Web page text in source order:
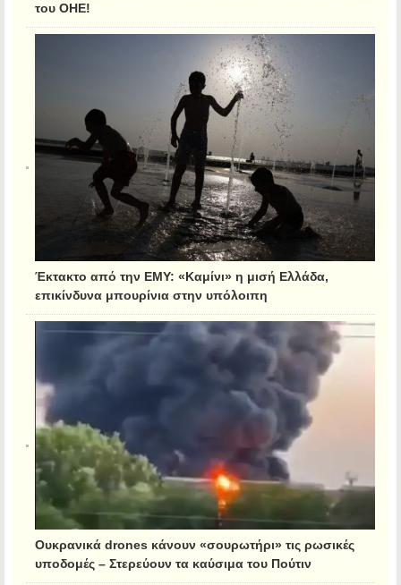
του ΟΗΕ!
Έκτακτο από την ΕΜΥ: «Καμίνι» η μισή Ελλάδα,
επικίνδυνα μπουρίνια στην υπόλοιπη
Ουκρανικά drones κάνουν «σουρωτήρι» τις ρωσικές
υποδομές – Στερεύουν τα καύσιμα του Πούτιν